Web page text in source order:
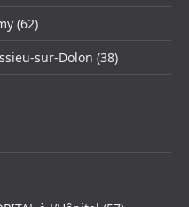
(62)
sur-Dolon (38)